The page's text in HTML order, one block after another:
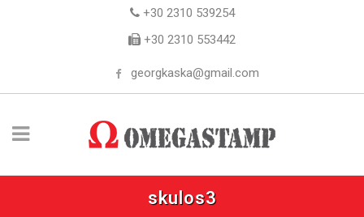
+30 2310 539254
+30 2310 553442
georgkaska@gmail.com
skulos3